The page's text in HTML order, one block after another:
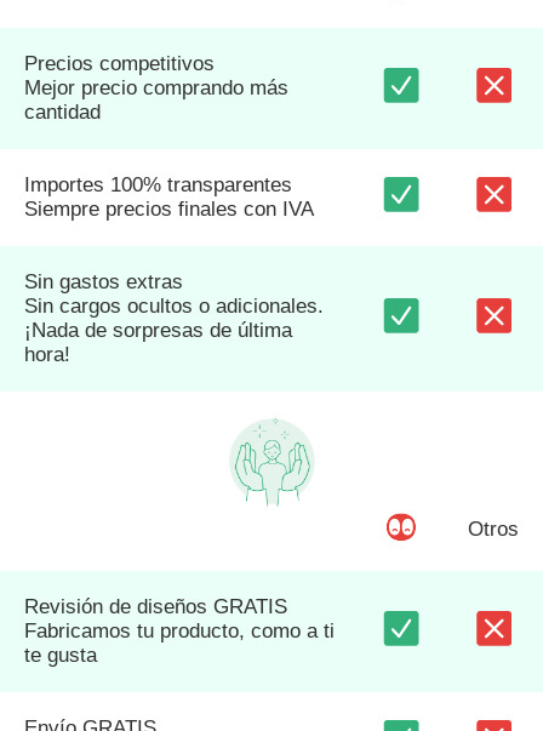
Precios competitivos
Mejor precio comprando más
cantidad
Importes 100% transparentes
Siempre precios finales con IVA
Sin gastos extras
Sin cargos ocultos o adicionales.
¡Nada de sorpresas de última
hora!
Otros
Revisión de diseños GRATIS
Fabricamos tu producto, como a ti
te gusta